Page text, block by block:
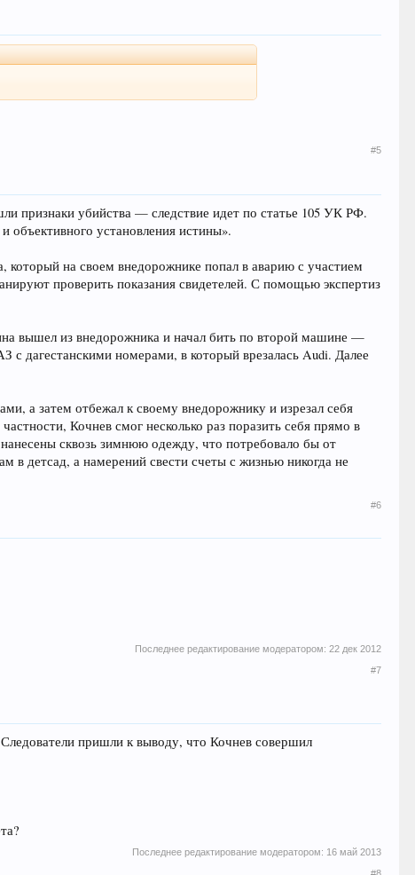
#5
признаки убийства — следствие идет по статье 105 УК РФ.
объективного установления истины».
который на своем внедорожнике попал в аварию с участием
проверить показания свидетелей. С помощью экспертиз
вышел из внедорожника и начал бить по второй машине —
дагестанскими номерами, в который врезалась Audi. Далее
а затем отбежал к своему внедорожнику и изрезал себя
Кочнев смог несколько раз поразить себя прямо в
сквозь зимнюю одежду, что потребовало бы от
детсад, а намерений свести счеты с жизнью никогда не
#6
Последнее редактирование модератором: 22 дек 2012
#7
пришли к выводу, что Кочнев совершил
Последнее редактирование модератором: 16 май 2013